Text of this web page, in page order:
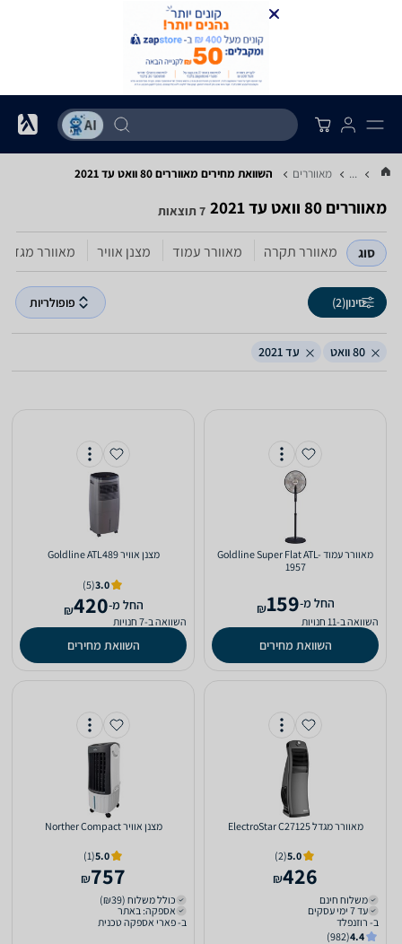
... מאווררים השוואת מחירים מאווררים ‏80 ‏וואט ‏עד 2021
מאווררים ‏80 ‏וואט ‏עד 2021 7 תוצאות
סוג מאוורר תקרה מאוורר עמוד מצנן אוויר מאוורר מגדל
סינון(2) פופולריות
80 וואט עד 2021
‏מאוורר עמוד Goldline Super Flat ATL-
1957
‫החל מ-159
₪
השוואה ב-11 חנויות
השוואת מחירים
‏מצנן אוויר Goldline ATL489
3.0
(5)
‫החל מ-420
₪
השוואה ב-7 חנויות
השוואת מחירים
‏מאוורר מגדל ElectroStar C27125
5.0
(2)
426
₪
משלוח חינם
עד 7 ימי עסקים
ב- רוזנפלד
4.4
(982)
‏מצנן אוויר Norther Compact
5.0
(1)
757
₪
כולל משלוח (₪39)
אספקה: באתר
ב- פארי אספקה טכנית